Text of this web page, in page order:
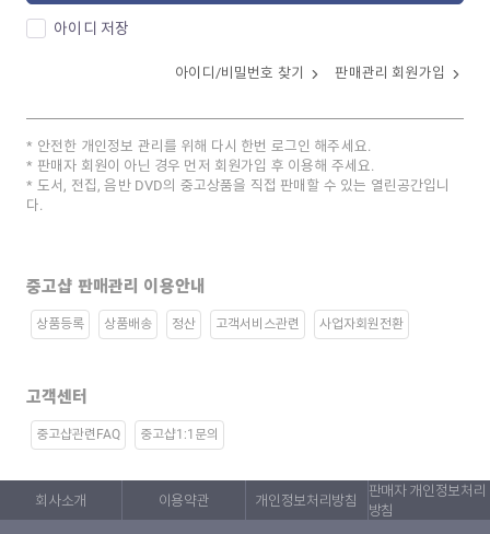
아이디 저장
아이디/비밀번호 찾기 판매관리 회원가입
안전한 개인정보 관리를 위해 다시 한번 로그인 해주세요.
판매자 회원이 아닌 경우 먼저 회원가입 후 이용해 주세요.
도서, 전집, 음반 DVD의 중고상품을 직접 판매할 수 있는 열린공간입니
다.
중고샵 판매관리 이용안내
상품등록 상품배송 정산 고객서비스관련 사업자회원전환
고객센터
중고샵관련FAQ 중고샵1:1문의
회사소개 이용약관 개인정보처리방침
판매자 개인정보처리
방침